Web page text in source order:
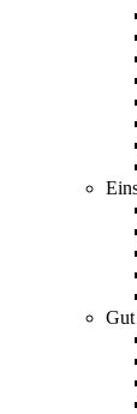
Gut